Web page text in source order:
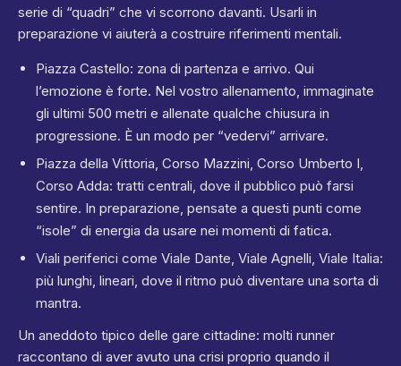
serie di “quadri” che vi scorrono davanti. Usarli in
preparazione vi aiuterà a costruire riferimenti mentali.
Piazza Castello: zona di partenza e arrivo. Qui
l’emozione è forte. Nel vostro allenamento, immaginate
gli ultimi 500 metri e allenate qualche chiusura in
progressione. È un modo per “vedervi” arrivare.
Piazza della Vittoria, Corso Mazzini, Corso Umberto I,
Corso Adda: tratti centrali, dove il pubblico può farsi
sentire. In preparazione, pensate a questi punti come
“isole” di energia da usare nei momenti di fatica.
Viali periferici come Viale Dante, Viale Agnelli, Viale Italia:
più lunghi, lineari, dove il ritmo può diventare una sorta di
mantra.
Un aneddoto tipico delle gare cittadine: molti runner
raccontano di aver avuto una crisi proprio quando il